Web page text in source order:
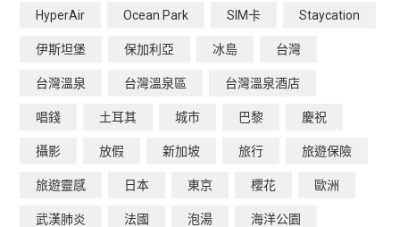
HyperAir Ocean Park SIM卡 Staycation
伊斯坦堡 保加利亞 冰島 台灣
台灣溫泉 台灣溫泉區 台灣溫泉酒店
唱錢 土耳其 城市 巴黎 慶祝
攝影 放假 新加坡 旅行 旅遊保險
旅遊靈感 日本 東京 櫻花 歐洲
武漢肺炎 法國 泡湯 海洋公園